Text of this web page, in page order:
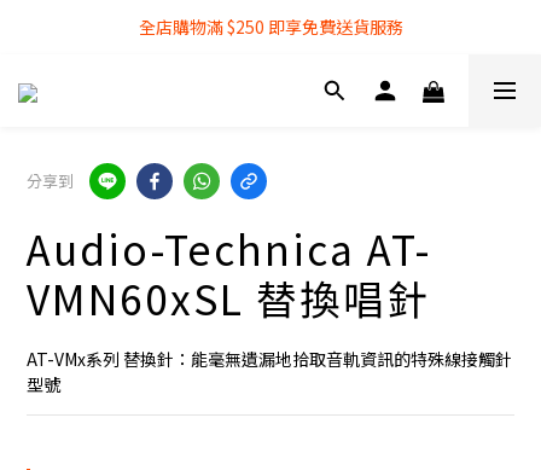
全店購物滿 $250 即享免費送貨服務
全店購物滿 $250 即享免費送貨服務
『銀行轉帳』付款方式 可享額外 3% 折扣回贈
分享到
Audio-Technica AT-
VMN60xSL 替換唱針
AT-VMx系列 替換針：能毫無遺漏地拾取音軌資訊的特殊線接觸針
型號